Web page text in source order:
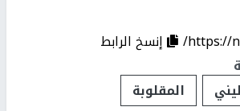
https://
إنسخ الرابط
المقلوبة